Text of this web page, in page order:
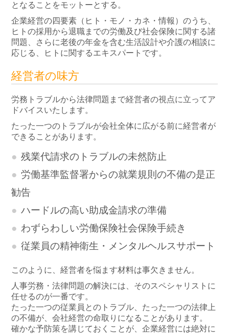
となることをモットーとする。
企業経営の四要素（ヒト・モノ・カネ・情報）のうち、
ヒトの採用から退職までの労働及び社会保険に関する諸
問題、さらに老後の年金を含む生活設計や介護の相談に
応じる、ヒトに関するエキスパートです。
経営者の味方
労務トラブルから法律問題まで経営者の視点に立ってア
ドバイスいたします。
たった一つのトラブルが会社全体に広がる前に経営者が
できることがあります。
残業代請求のトラブルの未然防止
労働基準監督署からの就業規則の不備の是正
勧告
ハードルの高い助成金請求の準備
わずらわしい労働保険社会保険手続き
従業員の精神衛生・メンタルヘルスサポート
このように、経営者を悩ます材料は事欠きません。
人事労務・法律問題の解決には、そのスペシャリストに
任せるのが一番です。
たった一つの従業員とのトラブル、たった一つの法律上
の不備が、会社経営の命取りになることがあります。
確かな予防策を講じておくことが、企業経営には絶対に